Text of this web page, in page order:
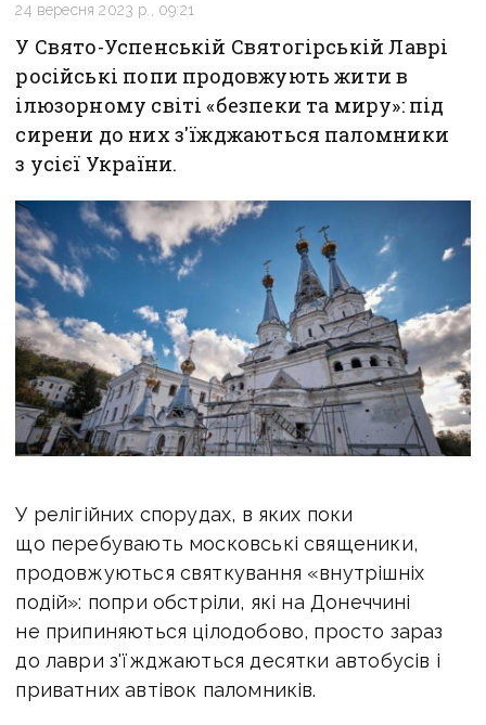
24 вересня 2023 р., 09:21
У Свято-Успенській Святогірській Лаврі
російські попи продовжують жити в
ілюзорному світі «безпеки та миру»: під
сирени до них з'їжджаються паломники
з усієї України.
У релігійних спорудах, в яких поки
що перебувають московські священики,
продовжуються святкування «внутрішніх
подій»: попри обстріли, які на Донеччині
не припиняються цілодобово, просто зараз
до лаври з'їжджаються десятки автобусів і
приватних автівок паломників.